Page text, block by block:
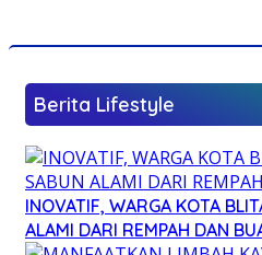
Berita Lifestyle
INOVATIF, WARGA KOTA
ALAMI DARI REMPAH DAN